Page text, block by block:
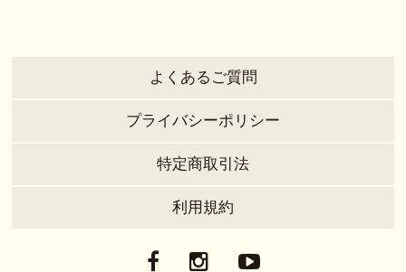
よくあるご質問
プライバシーポリシー
特定商取引法
利用規約